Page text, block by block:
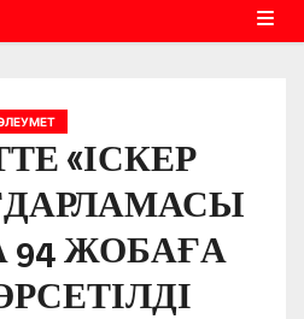
«ІСКЕР
ЖОБАҒА